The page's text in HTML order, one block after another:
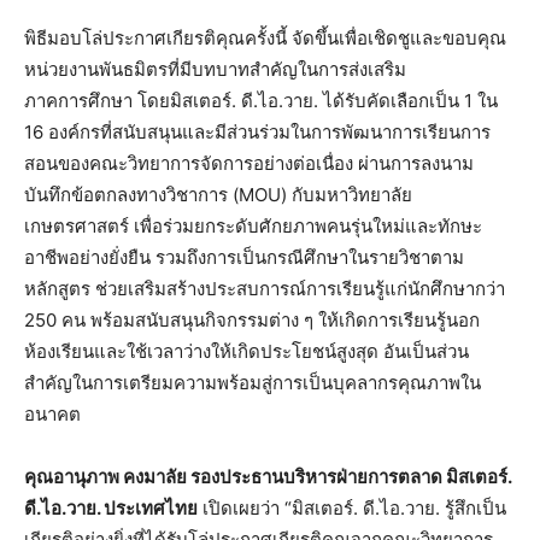
พิธีมอบโล่ประกาศเกียรติคุณครั้งนี้ จัดขึ้นเพื่อเชิดชูและขอบคุณ
หน่วยงานพันธมิตรที่มีบทบาทสำคัญในการส่งเสริม
ภาคการศึกษา โดยมิสเตอร์. ดี.ไอ.วาย. ได้รับคัดเลือกเป็น 1 ใน
16 องค์กรที่สนับสนุนและมีส่วนร่วมในการพัฒนาการเรียนการ
สอนของคณะวิทยาการจัดการอย่างต่อเนื่อง ผ่านการลงนาม
บันทึกข้อตกลงทางวิชาการ (MOU) กับมหาวิทยาลัย
เกษตรศาสตร์ เพื่อร่วมยกระดับศักยภาพคนรุ่นใหม่และทักษะ
อาชีพอย่างยั่งยืน รวมถึงการเป็นกรณีศึกษาในรายวิชาตาม
หลักสูตร ช่วยเสริมสร้างประสบการณ์การเรียนรู้แก่นักศึกษากว่า
250 คน พร้อมสนับสนุนกิจกรรมต่าง ๆ ให้เกิดการเรียนรู้นอก
ห้องเรียนและใช้เวลาว่างให้เกิดประโยชน์สูงสุด อันเป็นส่วน
สำคัญในการเตรียมความพร้อมสู่การเป็นบุคลากรคุณภาพใน
อนาคต
คุณอานุภาพ คงมาลัย รองประธานบริหารฝ่ายการตลาด มิสเตอร์.
ดี.ไอ.วาย. ประเทศไทย เปิดเผยว่า “มิสเตอร์. ดี.ไอ.วาย. รู้สึกเป็น